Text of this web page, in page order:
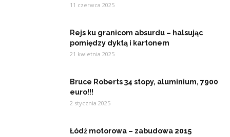
11 czerwca 2025
Rejs ku granicom absurdu – halsując
pomiędzy dyktą i kartonem
21 kwietnia 2025
Bruce Roberts 34 stopy, aluminium, 7900
euro!!!
2 stycznia 2025
Łódź motorowa – zabudowa 2015